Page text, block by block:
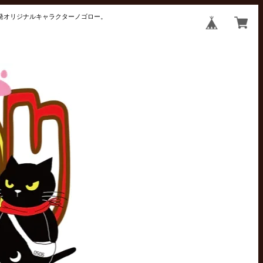
リジナルキャラクターノゴロー。